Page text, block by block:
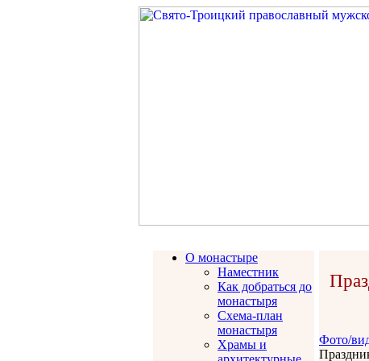
О монастыре
Наместник
Как добраться до
монастыря
Схема-план
монастыря
Храмы и
Фото/